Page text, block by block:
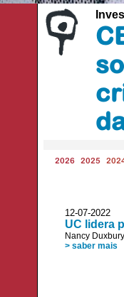
2026 2025
12-07-2022
UC lidera
Nancy Duxbury
> saber mais